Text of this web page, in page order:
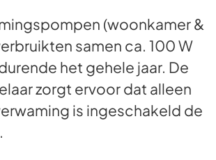
(woonkamer &
samen ca. 100 W
het gehele jaar. De
zorgt ervoor dat alleen
is ingeschakeld de